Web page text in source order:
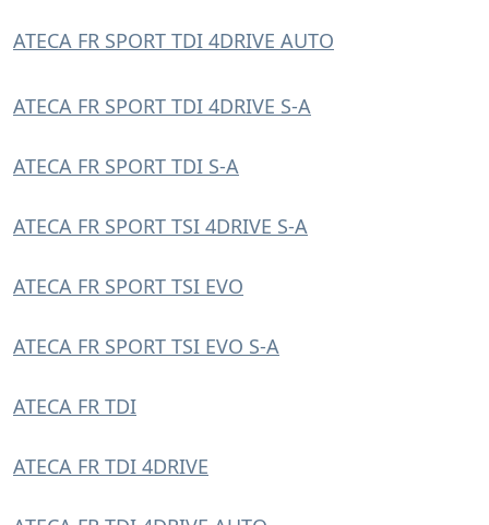
ATECA FR SPORT TDI 4DRIVE AUTO
ATECA FR SPORT TDI 4DRIVE S-A
ATECA FR SPORT TDI S-A
ATECA FR SPORT TSI 4DRIVE S-A
ATECA FR SPORT TSI EVO
ATECA FR SPORT TSI EVO S-A
ATECA FR TDI
ATECA FR TDI 4DRIVE